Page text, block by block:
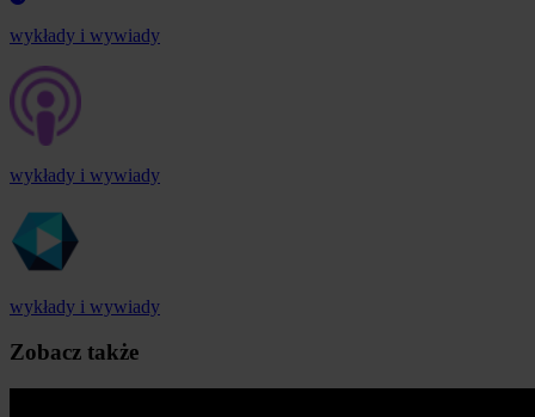
wykłady i wywiady
wykłady i wywiady
wykłady i wywiady
Zobacz także